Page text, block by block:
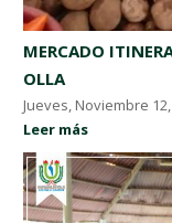
MERCADO
OLLA
Jueves, Noviembre
Leer más